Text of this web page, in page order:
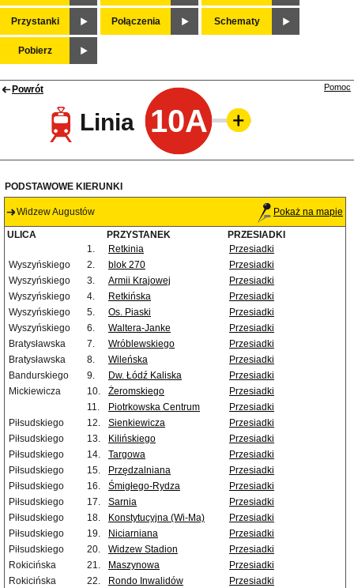
Przystanki Połączenia Schematy
Pobierz
Powrót
Linia 10A
Pomoc
PODSTAWOWE KIERUNKI
Widzew Augustów Pokaż na mapie
ULICA PRZYSTANEK
PRZESIADKI
1.
Retkinia
Przesiadki
Wyszyńskiego
2. blok 270
Przesiadki
Wyszyńskiego
3. Armii Krajowej
Przesiadki
Wyszyńskiego
4. Retkińska
Przesiadki
Wyszyńskiego
5. Os. Piaski
Przesiadki
Wyszyńskiego
6. Waltera-Janke
Przesiadki
Bratysławska
7. Wróblewskiego
Przesiadki
Bratysławska
8. Wileńska
Przesiadki
Bandurskiego
9. Dw. Łódź Kaliska
Przesiadki
Mickiewicza
10. Żeromskiego
Przesiadki
11.
Piotrkowska Centrum
Przesiadki
Piłsudskiego
12. Sienkiewicza
Przesiadki
Piłsudskiego
13. Kilińskiego
Przesiadki
Piłsudskiego
14. Targowa
Przesiadki
Piłsudskiego
15. Przędzalniana
Przesiadki
Piłsudskiego
16. Śmigłego-Rydza
Przesiadki
Piłsudskiego
17. Sarnia
Przesiadki
Piłsudskiego
18. Konstytucyjna (Wi-Ma)
Przesiadki
Piłsudskiego
19. Niciarniana
Przesiadki
Piłsudskiego
20. Widzew Stadion
Przesiadki
Rokicińska
21. Maszynowa
Przesiadki
Rokicińska
22. Rondo Inwalidów
Przesiadki